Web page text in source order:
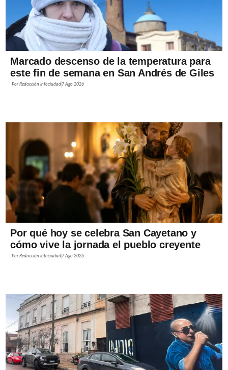
Marcado descenso de la temperatura para
este fin de semana en San Andrés de Giles
PorRedacción Infociudad 7 Ago 2026
Por qué hoy se celebra San Cayetano y
cómo vive la jornada el pueblo creyente
PorRedacción Infociudad 7 Ago 2026